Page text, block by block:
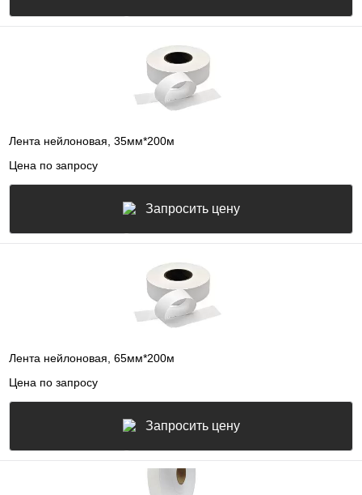
Лента нейлоновая, 35мм*200м
Цена по запросу
Запросить цену
Лента нейлоновая, 65мм*200м
Цена по запросу
Запросить цену